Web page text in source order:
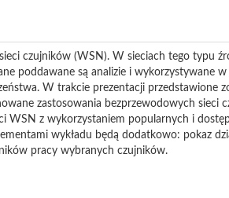
czujników (WSN). W sieciach tego typu
poddawane są analizie i wykorzystywane w
W trakcie prezentacji przedstawione
zastosowania bezprzewodowych sieci
WSN z wykorzystaniem popularnych i
wykładu będą dodatkowo: pokaz
pracy wybranych czujników.